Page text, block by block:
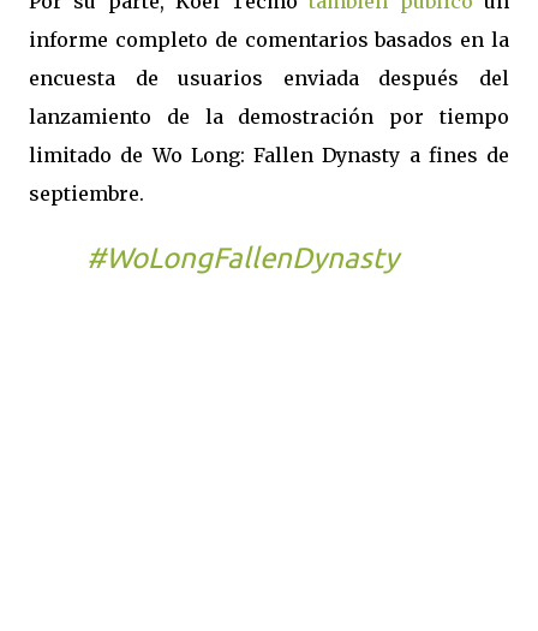
informe completo de comentarios basados en la
encuesta de usuarios enviada después del
lanzamiento de la demostración por tiempo
limitado de Wo Long: Fallen Dynasty a fines de
septiembre.
#WoLongFallenDynastywill